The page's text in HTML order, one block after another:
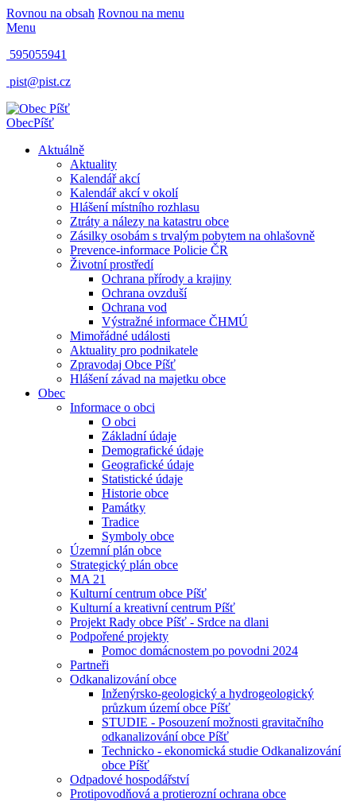
Rovnou na obsah Rovnou na menu
Menu
595055941
pist@pist.cz
ObecPíšť
Aktuálně
Aktuality
Kalendář akcí
Kalendář akcí v okolí
Hlášení místního rozhlasu
Ztráty a nálezy na katastru obce
Zásilky osobám s trvalým pobytem na ohlašovně
Prevence-informace Policie ČR
Životní prostředí
Ochrana přírody a krajiny
Ochrana ovzduší
Ochrana vod
Výstražné informace ČHMÚ
Mimořádné události
Aktuality pro podnikatele
Zpravodaj Obce Píšť
Hlášení závad na majetku obce
Obec
Informace o obci
O obci
Základní údaje
Demografické údaje
Geografické údaje
Statistické údaje
Historie obce
Památky
Tradice
Symboly obce
Územní plán obce
Strategický plán obce
MA 21
Kulturní centrum obce Píšť
Kulturní a kreativní centrum Píšť
Projekt Rady obce Píšť - Srdce na dlani
Podpořené projekty
Pomoc domácnostem po povodni 2024
Partneři
Odkanalizování obce
Inženýrsko-geologický a hydrogeologický
průzkum území obce Píšť
STUDIE - Posouzení možnosti gravitačního
odkanalizování obce Píšť
Technicko - ekonomická studie Odkanalizování
obce Píšť
Odpadové hospodářství
Protipovodňová a protierozní ochrana obce